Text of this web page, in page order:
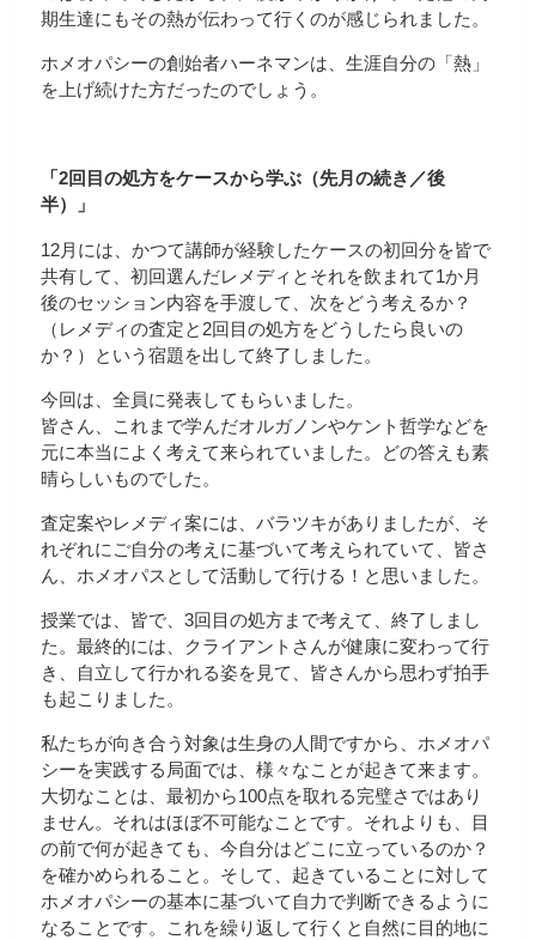
期生達にもその熱が伝わって行くのが感じられました。
ホメオパシーの創始者ハーネマンは、生涯自分の「熱」
を上げ続けた方だったのでしょう。
「2回目の処方をケースから学ぶ（先月の続き／後
半）」
12月には、かつて講師が経験したケースの初回分を皆で
共有して、初回選んだレメディとそれを飲まれて1か月
後のセッション内容を手渡して、次をどう考えるか？
（レメディの査定と2回目の処方をどうしたら良いの
か？）という宿題を出して終了しました。
今回は、全員に発表してもらいました。
皆さん、これまで学んだオルガノンやケント哲学などを
元に本当によく考えて来られていました。どの答えも素
晴らしいものでした。
査定案やレメディ案には、バラツキがありましたが、そ
れぞれにご自分の考えに基づいて考えられていて、皆さ
ん、ホメオパスとして活動して行ける！と思いました。
授業では、皆で、3回目の処方まで考えて、終了しまし
た。最終的には、クライアントさんが健康に変わって行
き、自立して行かれる姿を見て、皆さんから思わず拍手
も起こりました。
私たちが向き合う対象は生身の人間ですから、ホメオパ
シーを実践する局面では、様々なことが起きて来ます。
大切なことは、最初から100点を取れる完璧さではあり
ません。それはほぼ不可能なことです。それよりも、目
の前で何が起きても、今自分はどこに立っているのか？
を確かめられること。そして、起きていることに対して
ホメオパシーの基本に基づいて自力で判断できるように
なることです。これを繰り返して行くと自然に目的地に